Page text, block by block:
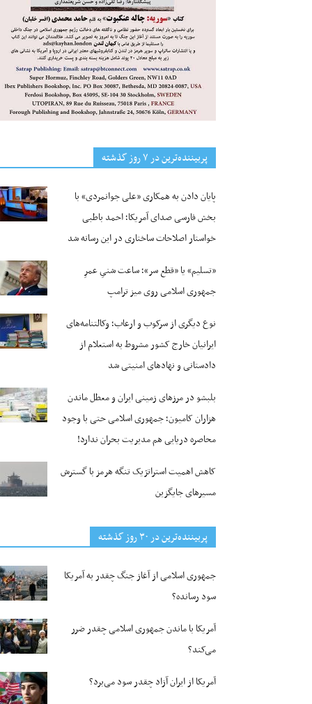
پربیننده‌ترین‌ در ۷ روز گذشته
پایان دادن به همکاری «علی جوانمردی» با
بخش فارسی صدای آمریکا؛ احمد باطبی
خواستار اصلاحات ساختاری در این رسانه شد
«تسلیم» یا «قطع سر»؛ ساعت شنیِ عمرِ
جمهوری اسلامی روی میز ترامپ
نوع دیگری از سرکوب و ارعاب؛ وکالتنامه‌های
ایرانیان خارج کشور مشروط به استعلام از
دادستانی و نهادهای امنیتی شد
بلبشو در مرزهای زمینی ایران و معطل ماندن
هزاران کامیون؛ جمهوری اسلامی حتی با وجود
محاصره دریایی هم مدیریت بحران ندارد!
کاهش اهمیت استراتژیک تنگه‌ هرمز با گسترش
مسیرهای جایگزین
پربیننده‌ترین‌ در ۳۰ روز گذشته
جمهوری اسلامی از آغاز جنگ چقدر به آمریکا
سود رسانده؟
آمریکا با ماندن جمهوری اسلامی چقدر ضرر
می‌کند؟
آمریکا از ایران آزاد چقدر سود می‌برد؟